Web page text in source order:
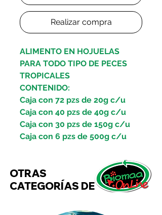
Realizar compra
ALIMENTO EN HOJUELAS
PARA TODO TIPO DE PECES
TROPICALES
CONTENIDO:
Caja con 72 pzs de 20g c/u
Caja con 40 pzs de 40g c/u
Caja con 30 pzs de 150g c/u
Caja con 6 pzs de 500g c/u
¡El Super Alimento al Alcance de
Todos!
El alimento en hojuelas Super
elaborado con ingredientes
OTRAS
CATEGORÍAS DE